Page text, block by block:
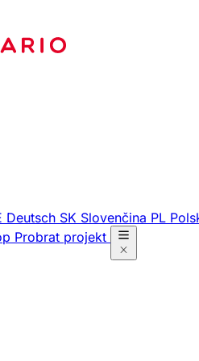
Deutsch SK Slovenčina PL
Probrat projekt